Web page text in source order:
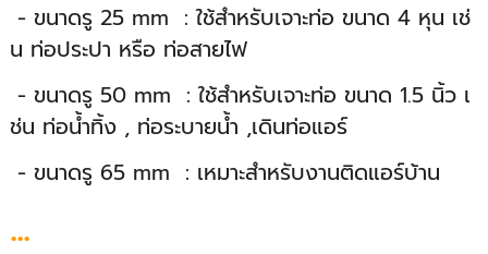
- ขนาดรู 25 mm : ใช้สำหรับเจาะท่อ ขนาด 4 หุน เช่
น ท่อประปา หรือ ท่อสายไฟ
- ขนาดรู 50 mm : ใช้สำหรับเจาะท่อ ขนาด 1.5 นิ้ว เ
ช่น ท่อน้ำทิ้ง , ท่อระบายน้ำ ,เดินท่อแอร์
- ขนาดรู 65 mm : เหมาะสำหรับงานติดแอร์บ้าน
...